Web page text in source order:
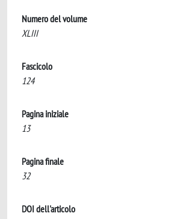
Numero del volume
XLIII
Fascicolo
124
Pagina iniziale
13
Pagina finale
32
DOI dell'articolo